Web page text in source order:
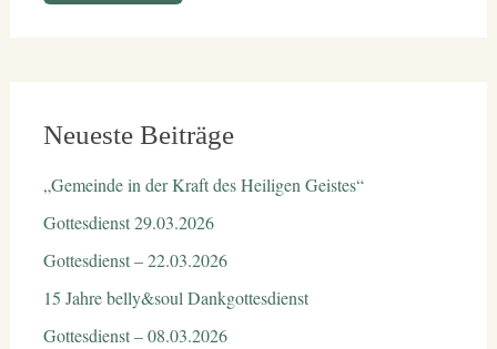
Neueste Beiträge
„Gemeinde in der Kraft des Heiligen Geistes“
Gottesdienst 29.03.2026
Gottesdienst – 22.03.2026
15 Jahre belly&soul Dankgottesdienst
Gottesdienst – 08.03.2026